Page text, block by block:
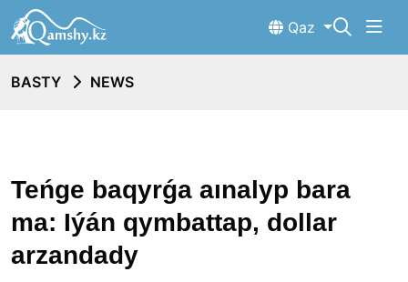
Qaz
BASTY NEWS
Teńge baqyrǵa aınalyp bara
ma: Iýán qymbattap, dollar
arzandady